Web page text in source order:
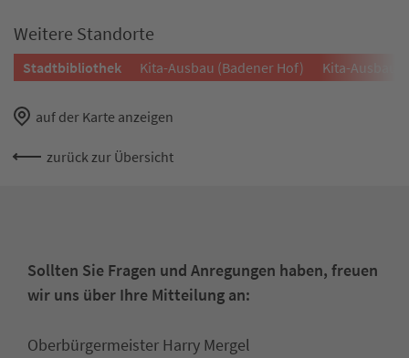
Weitere Standorte
Stadtbibliothek Kita-Ausbau (Badener Hof) Kita-Ausbau
auf der Karte anzeigen
zurück zur Übersicht
Sollten Sie Fragen und Anregungen haben, freuen
wir uns über Ihre Mitteilung an:
Oberbürgermeister Harry Mergel